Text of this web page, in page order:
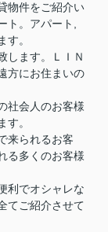
物件をご紹介い
ト。アパート,
す。
します。ＬＩＮ
方にお住まいの
社会人のお客様
す。
来られるお客
る多くのお客様
利でオシャレな
てご紹介させて